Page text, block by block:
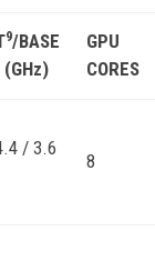
9/BASE
(GHz)
GPU
CORES
/ 3.6
8